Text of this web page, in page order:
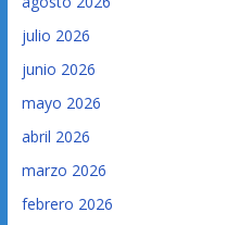
julio 2026
junio 2026
mayo 2026
abril 2026
marzo 2026
febrero 2026